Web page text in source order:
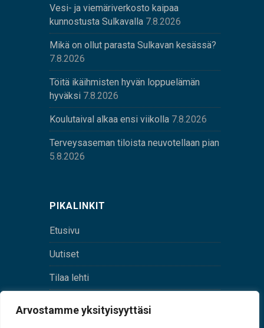
Arvostamme yksityisyyttäsi
Vesi- ja viemäriverkosto kaipaa
kunnostusta Sulkavalla 7.8.2026
Mikä on ollut parasta Sulkavan kesässä?
7.8.2026
Töitä ikäihmisten hyvän loppuelämän
hyväksi 7.8.2026
Koulutaival alkaa ensi viikolla 7.8.2026
Terveysaseman tiloista neuvotellaan pian
5.8.2026
PIKALINKIT
Etusivu
Uutiset
Tilaa lehti